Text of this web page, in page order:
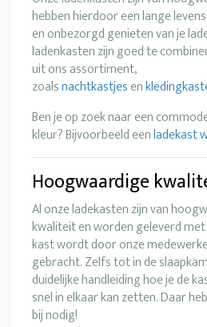
hebben hierdoor een lange
en onbezorgd genieten van je
ladenkasten zijn goed te
uit ons assortiment,
zoalsnachtkastjesen
Ben je op zoek naar een
kleur? Bijvoorbeeld eenladekast
Hoogwaardige
Al onze ladekasten zijn van
kwaliteit en worden geleverd
kast wordt door onze
gebracht. Zelfs tot in de
duidelijke handleiding hoe je de
snel in elkaar kan zetten. Daar
bij nodig!